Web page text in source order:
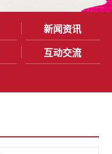
新闻资讯
互动交流